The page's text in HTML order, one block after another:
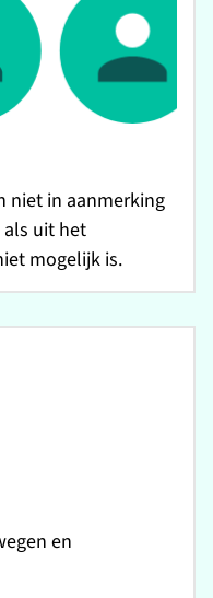
niet in aanmerking
als uit het
mogelijk is.
en